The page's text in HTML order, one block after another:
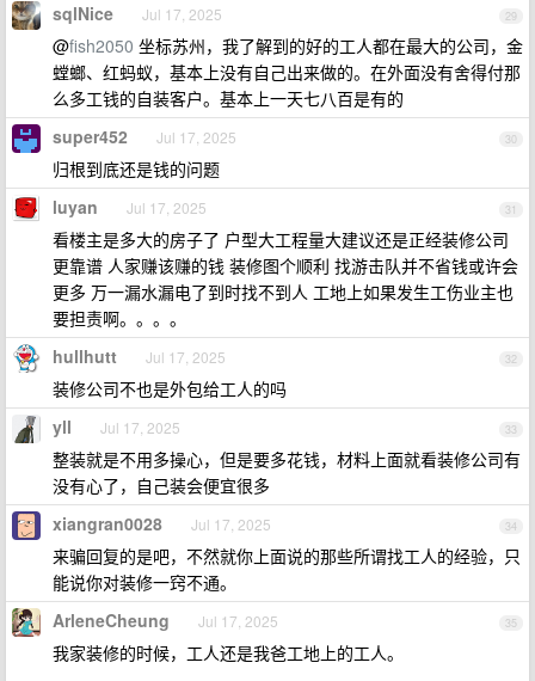
29
sqlNice Jul 17, 2025
@fish2050 坐标苏州，我了解到的好的工人都在最大的公司，金
螳螂、红蚂蚁，基本上没有自己出来做的。在外面没有舍得付那
么多工钱的自装客户。基本上一天七八百是有的
30
super452 Jul 17, 2025
归根到底还是钱的问题
31
luyan Jul 17, 2025
看楼主是多大的房子了 户型大工程量大建议还是正经装修公司
更靠谱 人家赚该赚的钱 装修图个顺利 找游击队并不省钱或许会
更多 万一漏水漏电了到时找不到人 工地上如果发生工伤业主也
要担责啊。。。。
32
hullhutt Jul 17, 2025
装修公司不也是外包给工人的吗
33
yll Jul 17, 2025
整装就是不用多操心，但是要多花钱，材料上面就看装修公司有
没有心了，自己装会便宜很多
34
xiangran0028 Jul 17, 2025
来骗回复的是吧，不然就你上面说的那些所谓找工人的经验，只
能说你对装修一窍不通。
35
ArleneCheung Jul 17, 2025
我家装修的时候，工人还是我爸工地上的工人。